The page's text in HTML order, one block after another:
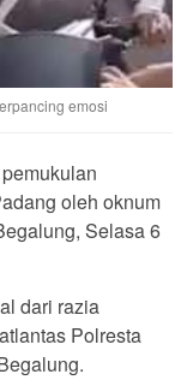
emosi
oleh oknum
Selasa 6
dari razia
Polresta